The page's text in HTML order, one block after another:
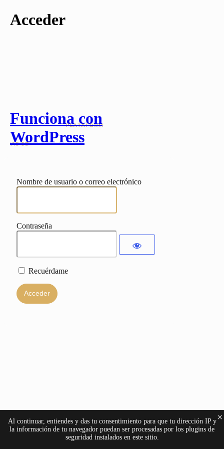
Acceder
Funciona con
WordPress
Nombre de usuario o correo electrónico
Contraseña
Recuérdame
Al continuar, entiendes y das tu consentimiento para que tu dirección IP y
la información de tu navegador puedan ser procesadas por los plugins de
seguridad instalados en este sitio.
×